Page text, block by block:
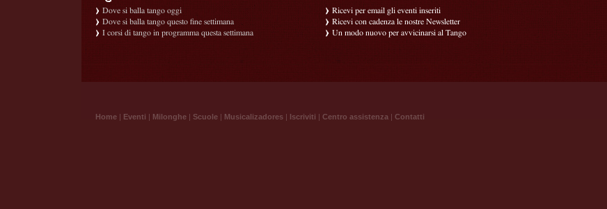
Dove si balla tango oggi
Dove si balla tango questo fine settimana
I corsi di tango in programma questa settimana
Ricevi per email gli eventi inseriti
Ricevi con cadenza le nostre Newsletter
Un modo nuovo per avvicinarsi al Tango
Home | Eventi | Milonghe | Scuole | Musicalizadores | Iscriviti | Centro assistenza | Contatti